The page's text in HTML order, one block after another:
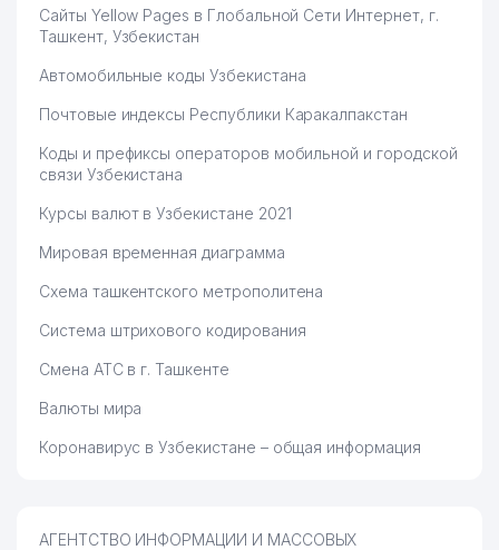
TECHNOLOGIES ООО
79 FARMAKO ЧП
80
СПЕЦИАЛИЗИРОВАННАЯ
П. БЕНЬКОВА
81 ИРГАШЕВ Б.Б. ИндП
LABORATOIRE INNOTECH
ПРЕДСТАВИТЕЛЬСТВО
Сайты Yellow Pages в Глобальной Сети Интернет, г.
Ташкент, Узбекистан
Автомобильные коды Узбекистана
Почтовые индексы Республики Каракалпакстан
Коды и префиксы операторов мобильной и городской
связи Узбекистана
Курсы валют в Узбекистане 2021
Мировая временная диаграмма
Схема ташкентского метрополитена
Система штрихового кодирования
Смена АТС в г. Ташкенте
Валюты мира
Коронавирус в Узбекистане – общая информация
АГЕНТСТВО ИНФОРМАЦИИ И МАССОВЫХ